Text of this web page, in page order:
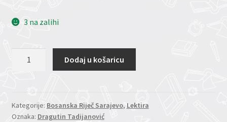
3 na zalihi
Dodaj u košaricu
Kategorije: Bosanska Riječ Sarajevo, Lektira
Oznaka: Dragutin Tadijanović